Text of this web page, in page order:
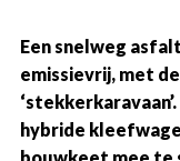
Een snelweg
emissievrij, met
hybride